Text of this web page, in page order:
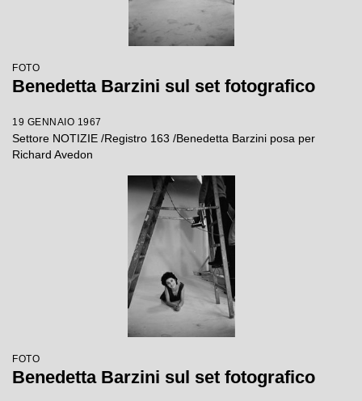
FOTO
Benedetta Barzini sul set fotografico
19 GENNAIO 1967
Settore NOTIZIE /Registro 163 /Benedetta Barzini posa per
Richard Avedon
FOTO
Benedetta Barzini sul set fotografico